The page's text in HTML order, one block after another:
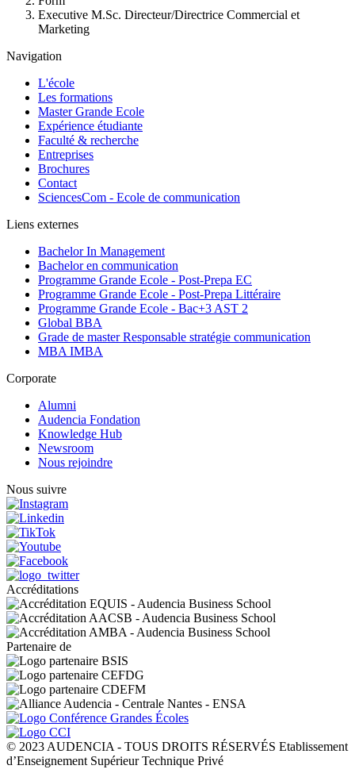
Executive M.Sc. Directeur/Directrice Commercial et
Marketing
Navigation
L'école
Les formations
Master Grande Ecole
Expérience étudiante
Faculté & recherche
Entreprises
Brochures
Contact
SciencesCom - Ecole de communication
Liens externes
Bachelor In Management
Bachelor en communication
Programme Grande Ecole - Post-Prepa EC
Programme Grande Ecole - Post-Prepa Littéraire
Programme Grande Ecole - Bac+3 AST 2
Global BBA
Grade de master Responsable stratégie communication
MBA IMBA
Corporate
Alumni
Audencia Fondation
Knowledge Hub
Newsroom
Nous rejoindre
Nous suivre
Accréditations
Partenaire de
© 2023 AUDENCIA - TOUS DROITS RÉSERVÉS Etablissement
d’Enseignement Supérieur Technique Privé